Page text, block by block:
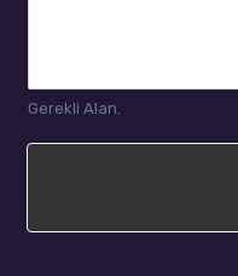
Gerekli Alan.